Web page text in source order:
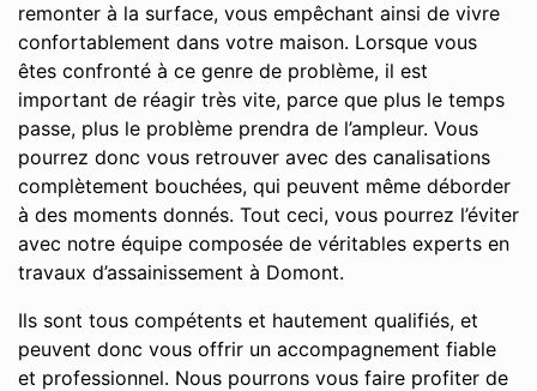
remonter à la surface, vous empêchant ainsi de vivre
confortablement dans votre maison. Lorsque vous
êtes confronté à ce genre de problème, il est
important de réagir très vite, parce que plus le temps
passe, plus le problème prendra de l’ampleur. Vous
pourrez donc vous retrouver avec des canalisations
complètement bouchées, qui peuvent même déborder
à des moments donnés. Tout ceci, vous pourrez l’éviter
avec notre équipe composée de véritables experts en
travaux d’assainissement à Domont.
Ils sont tous compétents et hautement qualifiés, et
peuvent donc vous offrir un accompagnement fiable
et professionnel. Nous pourrons vous faire profiter de